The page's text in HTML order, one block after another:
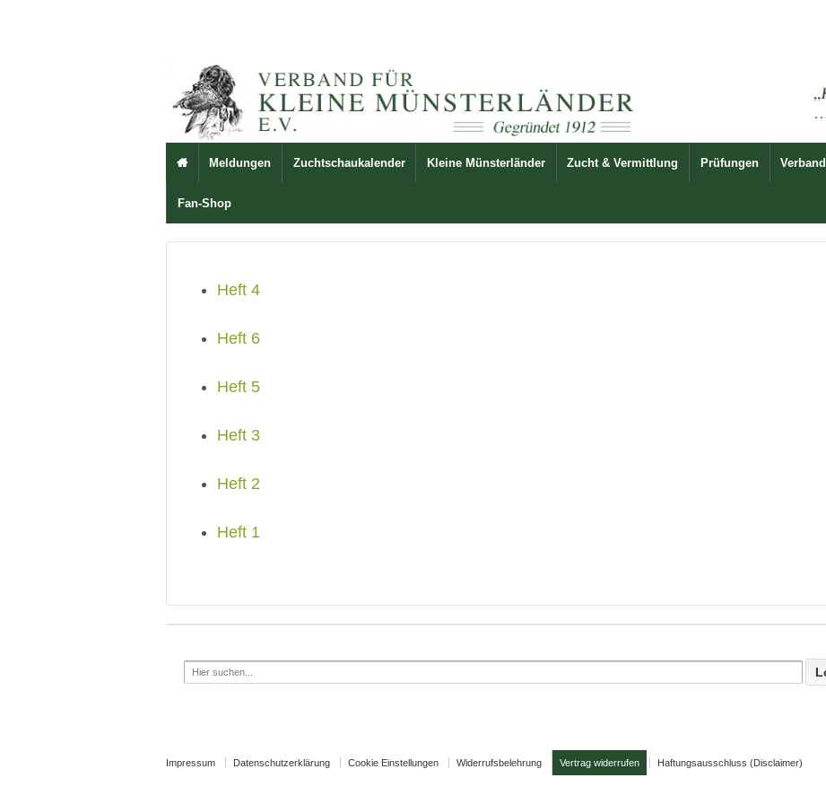
 Meldungen Zuchtschaukalender Kleine Münsterländer Zucht & Vermittlung Prüfungen Verband
Fan-Shop
Heft 4
Heft 6
Heft 5
Heft 3
Heft 2
Heft 1
Search
Impressum Datenschutzerklärung Cookie Einstellungen Widerrufsbelehrung Vertrag widerrufen Haftungsausschluss (Disclaimer)